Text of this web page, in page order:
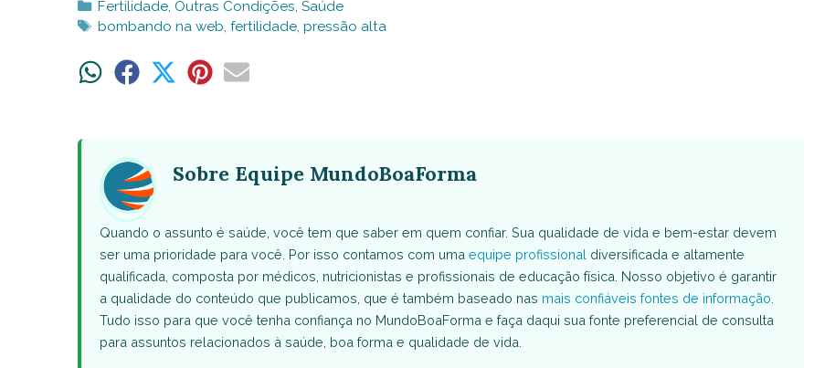
Categorias
Fertilidade, Outras Condições, Saúde
Tags
bombando na web, fertilidade, pressão alta
ShareShare ShareShareShare
Sobre Equipe MundoBoaForma
Quando o assunto é saúde, você tem que saber em quem confiar. Sua qualidade de vida e bem-estar devem
ser uma prioridade para você. Por isso contamos com uma equipe profissional diversificada e altamente
qualificada, composta por médicos, nutricionistas e profissionais de educação física. Nosso objetivo é garantir
a qualidade do conteúdo que publicamos, que é também baseado nas mais confiáveis fontes de informação
Tudo isso para que você tenha confiança no MundoBoaForma e faça daqui sua fonte preferencial de consulta
para assuntos relacionados à saúde, boa forma e qualidade de vida.